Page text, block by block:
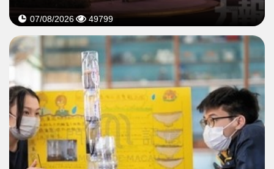
07/08/2026 49799